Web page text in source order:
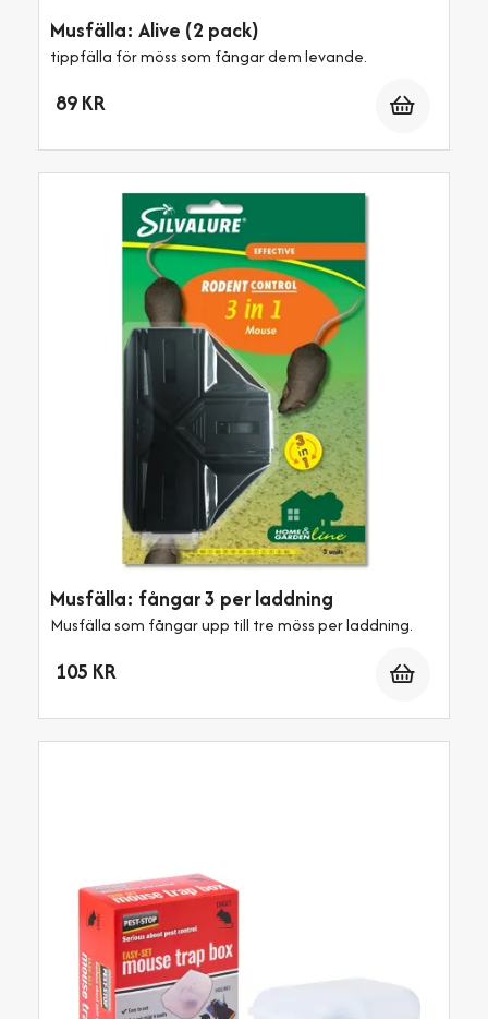
Musfälla: Alive (2 pack)
tippfälla för möss som fångar dem levande.
89 KR
Musfälla: fångar 3 per laddning
Musfälla som fångar upp till tre möss per laddning.
105 KR